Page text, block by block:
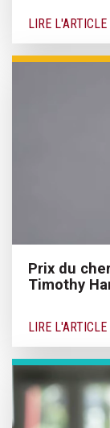
LIRE L'ARTICLE
Prix du
Timothy
LIRE L'ARTICLE